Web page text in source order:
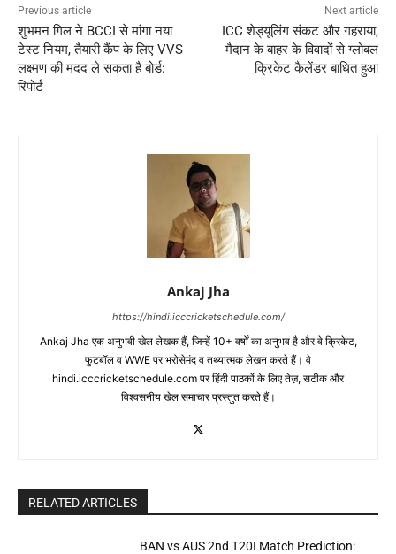
Previous article
शुभमन गिल ने BCCI से मांगा नया
टेस्ट नियम, तैयारी कैंप के लिए VVS
लक्ष्मण की मदद ले सकता है बोर्ड:
रिपोर्ट
Next article
ICC शेड्यूलिंग संकट और गहराया,
मैदान के बाहर के विवादों से ग्लोबल
क्रिकेट कैलेंडर बाधित हुआ
Ankaj Jha
https://hindi.icccricketschedule.com/
Ankaj Jha एक अनुभवी खेल लेखक हैं, जिन्हें 10+ वर्षों का अनुभव है और वे क्रिकेट,
फुटबॉल व WWE पर भरोसेमंद व तथ्यात्मक लेखन करते हैं। वे
hindi.icccricketschedule.com पर हिंदी पाठकों के लिए तेज़, सटीक और
विश्वसनीय खेल समाचार प्रस्तुत करते हैं।
RELATED ARTICLES
BAN vs AUS 2nd T20I Match Prediction: